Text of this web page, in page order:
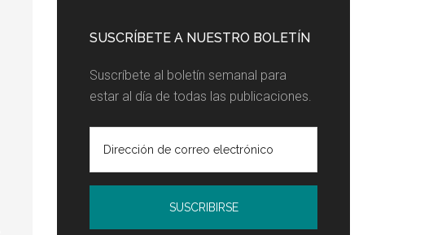
SUSCRÍBETE A NUESTRO BOLETÍN
Suscríbete al boletín semanal para
estar al día de todas las publicaciones.